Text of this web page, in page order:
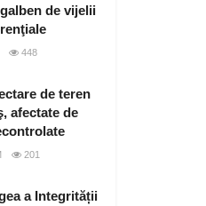
de vijelii
448
de teren
afectate de
201
a Integrității